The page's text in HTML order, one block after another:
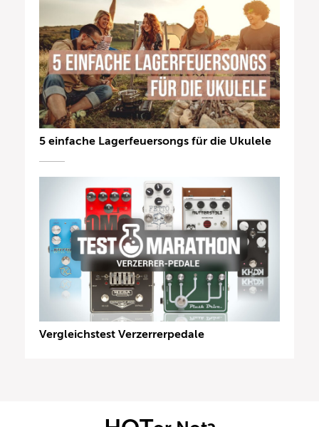
5 einfache Lagerfeuersongs für die Ukulele
Vergleichstest Verzerrerpedale